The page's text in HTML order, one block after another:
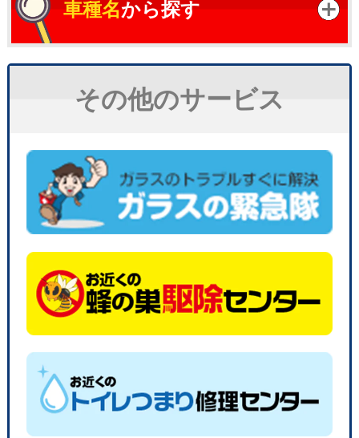
車種名から探す
その他のサービス